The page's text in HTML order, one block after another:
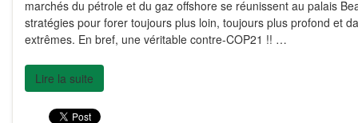
marchés du pétrole et du gaz offshore se réunissent au palais
stratégies pour forer toujours plus loin, toujours plus profond et
extrêmes. En bref, une véritable contre-COP21 !! …
Lire la suite